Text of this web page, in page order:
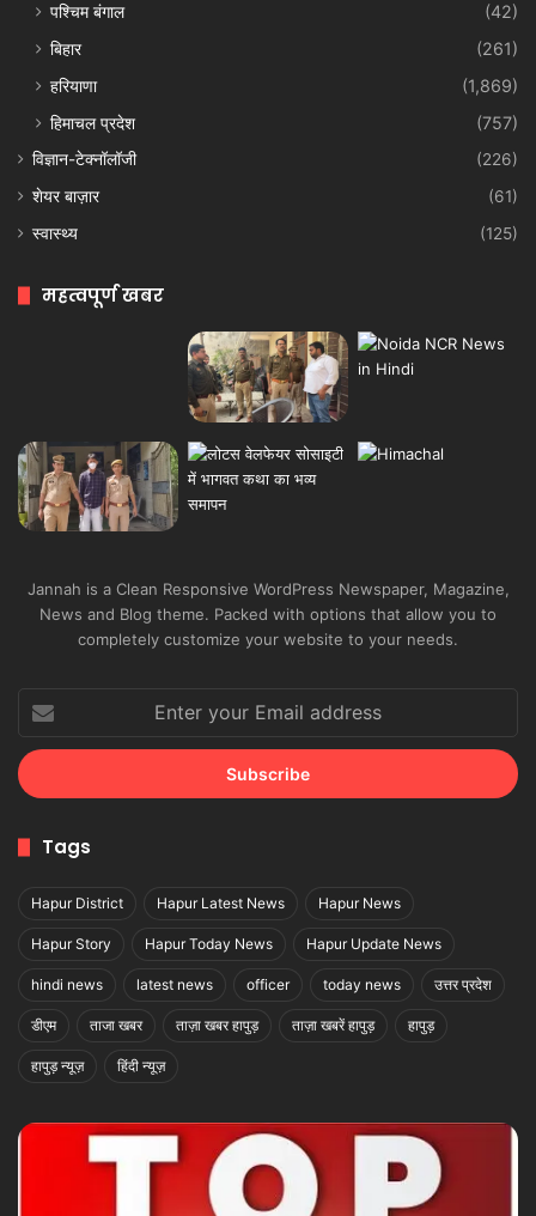
पश्चिम बंगाल
(42)
बिहार
(261)
हरियाणा
(1,869)
हिमाचल प्रदेश
(757)
विज्ञान-टेक्नॉलॉजी
(226)
शेयर बाज़ार
(61)
स्वास्थ्य
(125)
महत्वपूर्ण खबर
Jannah is a Clean Responsive WordPress Newspaper, Magazine,
News and Blog theme. Packed with options that allow you to
completely customize your website to your needs.
your
Email
address
Tags
Hapur District Hapur Latest News Hapur News
Hapur Story Hapur Today News Hapur Update News
hindi news latest news officer today news उत्तर प्रदेश
डीएम ताजा खबर ताज़ा खबर हापुड़ ताज़ा खबरें हापुड़ हापुड़
हापुड़ न्यूज़ हिंदी न्यूज़